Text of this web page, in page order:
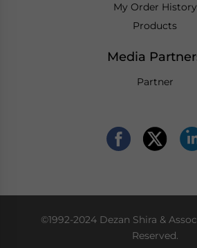
My Order History
Products
Media
Partner
©1992-2024 Dezan Shira &
Reserved.